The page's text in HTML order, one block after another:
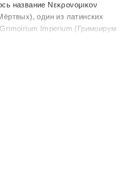
название Νεκρονομικον
один из латинских
Imperium (Гримоирум
текста с древнегреческого